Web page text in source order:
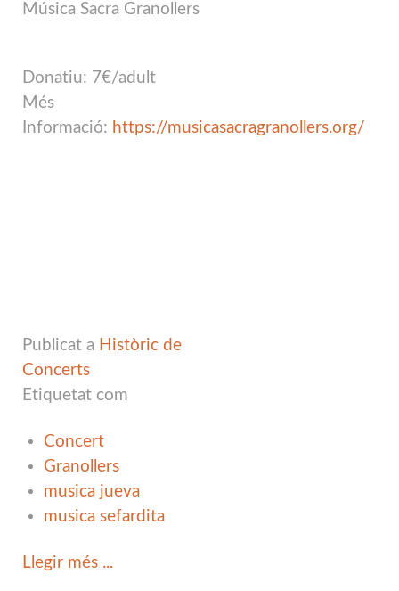
Música Sacra Granollers
Donatiu: 7€/adult
Més
Informació: https://musicasacragranollers.org/
Publicat a Històric de
Concerts
Etiquetat com
Concert
Granollers
musica jueva
musica sefardita
Llegir més ...